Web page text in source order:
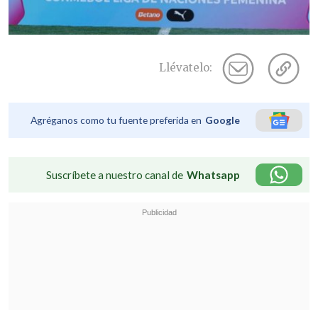
Llévatelo:
Agréganos como tu fuente preferida en Google
Suscríbete a nuestro canal de Whatsapp